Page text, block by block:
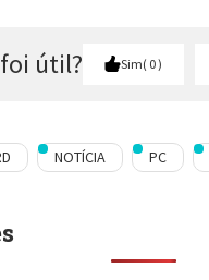
útil? Sim 0
NOTÍCIA PC